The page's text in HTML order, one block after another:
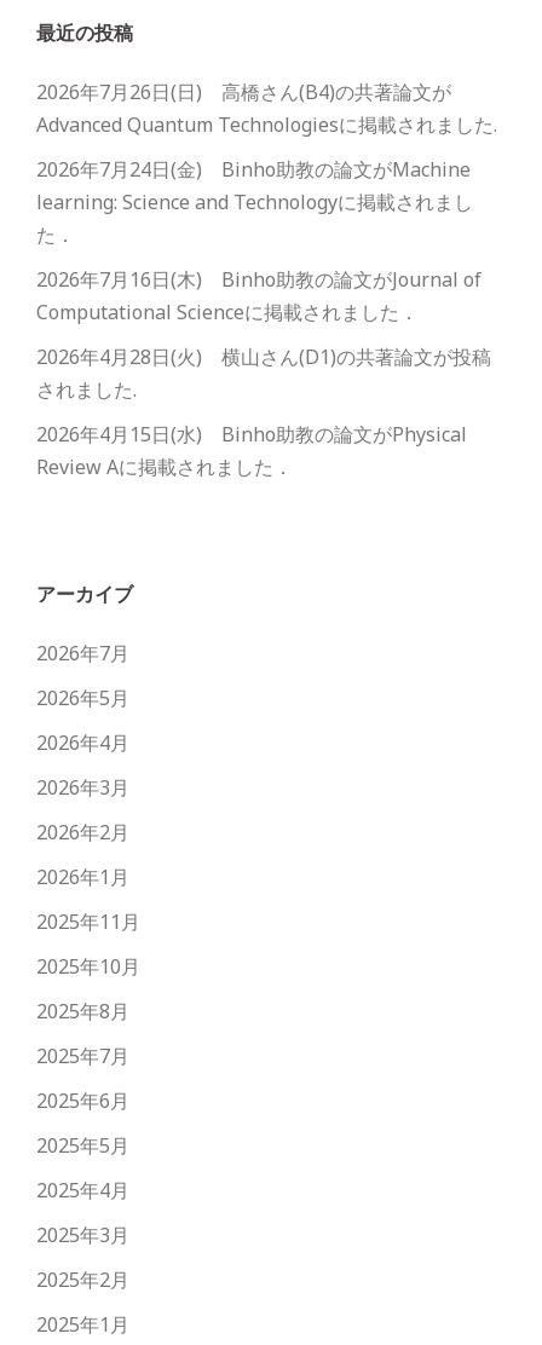
最近の投稿
2026年7月26日(日) 高橋さん(B4)の共著論文が
Advanced Quantum Technologiesに掲載されました.
2026年7月24日(金) Binho助教の論文がMachine
learning: Science and Technologyに掲載されまし
た．
2026年7月16日(木) Binho助教の論文がJournal of
Computational Scienceに掲載されました．
2026年4月28日(火) 横山さん(D1)の共著論文が投稿
されました.
2026年4月15日(水) Binho助教の論文がPhysical
Review Aに掲載されました．
アーカイブ
2026年7月
2026年5月
2026年4月
2026年3月
2026年2月
2026年1月
2025年11月
2025年10月
2025年8月
2025年7月
2025年6月
2025年5月
2025年4月
2025年3月
2025年2月
2025年1月